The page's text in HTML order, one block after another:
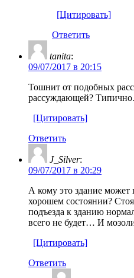
[Цитировать]
Ответить
tanita:
09/07/2017 в 20:15
Тошнит от подобных
рассуждающей?
[Цитировать]
Ответить
J_Silver:
09/07/2017 в 20:29
А кому это здание может
хорошем состоянии?
подъезда к зданию
всего не будет… И
[Цитировать]
Ответить